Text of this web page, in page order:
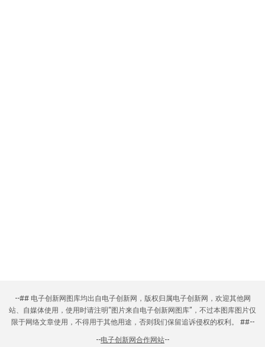
--## 电子创新网图库均出自电子创新网，版权归属电子创新网，欢迎其他网
站、自媒体使用，使用时请注明“图片来自电子创新网图库”，不过本图库图片仅
限于网络文章使用，不得用于其他用途，否则我们保留追诉侵权的权利。 ##--
--电子创新网合作网站--